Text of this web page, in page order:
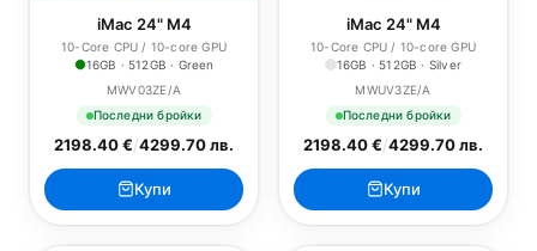
iMac 24" M4
10-Core CPU / 10-core GPU
16GB · 512GB · Green
MWV03ZE/A
Последни бройки
2198.40 €/4299.70 лв.
Купи
iMac 24" M4
10-Core CPU / 10-core GPU
16GB · 512GB · Silver
MWUV3ZE/A
Последни бройки
2198.40 €/4299.70 лв.
Купи